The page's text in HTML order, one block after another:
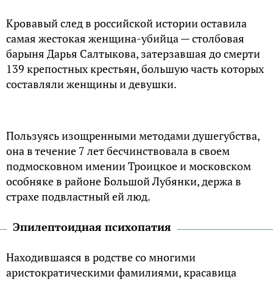
Кровавый след в российской истории оставила
самая жестокая женщина-убийца — столбовая
барыня Дарья Салтыкова, затерзавшая до смерти
139 крепостных крестьян, большую часть которых
составляли женщины и девушки.
Пользуясь изощренными методами душегубства,
она в течение 7 лет бесчинствовала в своем
подмосковном имении Троицкое и московском
особняке в районе Большой Лубянки, держа в
страхе подвластный ей люд.
Эпилептоидная психопатия
Находившаяся в родстве со многими
аристократическими фамилиями, красавица